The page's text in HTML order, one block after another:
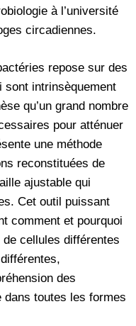
à l’université
circadiennes.
repose sur des
sont intrinsèquement
qu’un grand nombre
pour atténuer
une méthode
reconstituées de
ajustable qui
Cet outil puissant
comment et pourquoi
cellules différentes
des
dans toutes les formes